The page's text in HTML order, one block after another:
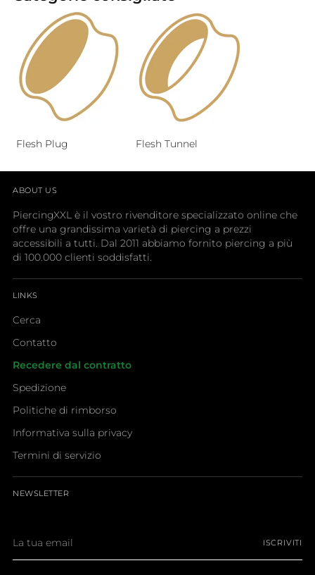
Flesh Plug Flesh Tunnel
ABOUT US
PiercingXXL è il vostro rivenditore specializzato online che
offre una grandissima varietà di piercing a prezzi
accessibili a tutti. Dal 2011 abbiamo fornito piercing a più
di 100.000 clienti soddisfatti.
LINKS
Cerca
Contatto
Recedere dal contratto
Spedizione
Politiche di rimborso
Informativa sulla privacy
Termini di servizio
NEWSLETTER
tua
email
ISCRIVITI